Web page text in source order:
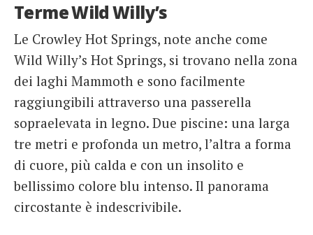
Terme Wild Willy’s
Le Crowley Hot Springs, note anche come
Wild Willy’s Hot Springs, si trovano nella zona
dei laghi Mammoth e sono facilmente
raggiungibili attraverso una passerella
sopraelevata in legno. Due piscine: una larga
tre metri e profonda un metro, l’altra a forma
di cuore, più calda e con un insolito e
bellissimo colore blu intenso. Il panorama
circostante è indescrivibile.